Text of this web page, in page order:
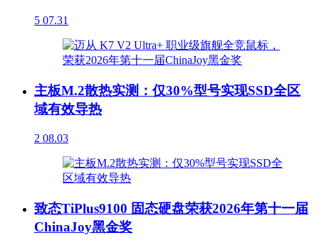
5 07.31
主板M.2散热实测：仅30%型号实现SSD全区
域有效导热
2 08.03
致态TiPlus9100 固态硬盘荣获2026年第十一届
ChinaJoy黑金奖